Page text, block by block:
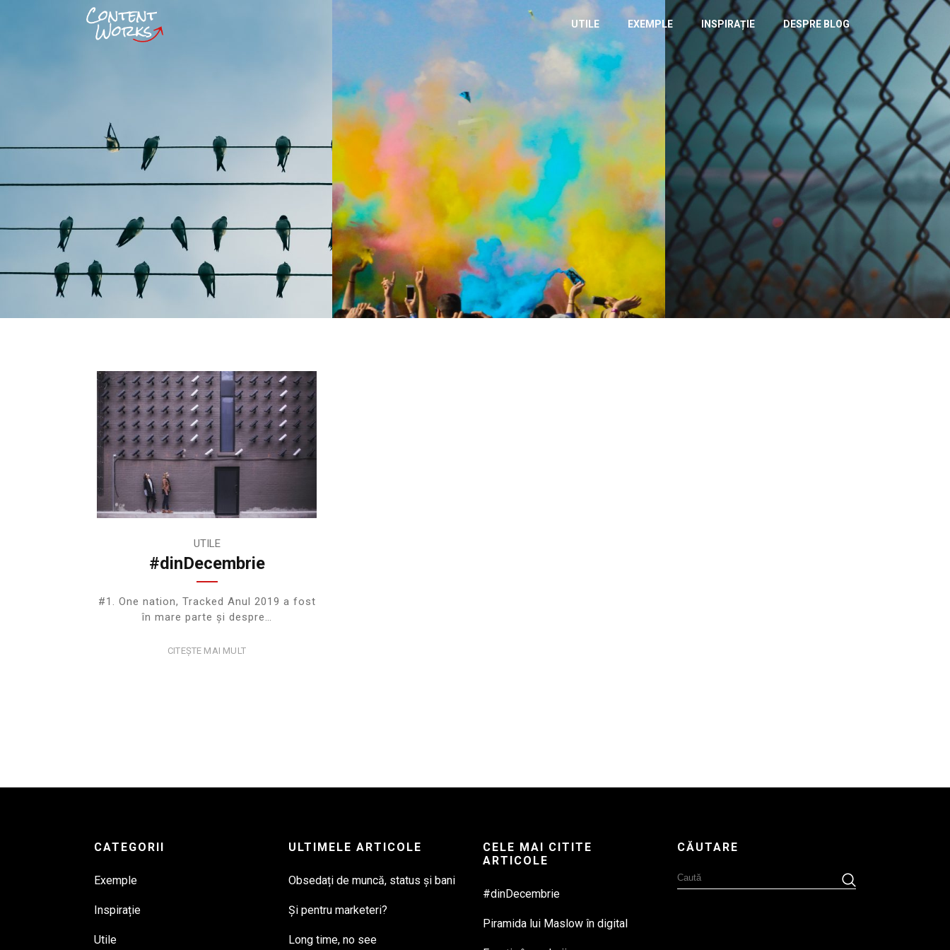
UTILE EXEMPLE INSPIRAȚIE DESPRE BLOG
UTILE
#dinDecembrie
#1. One nation, Tracked Anul 2019 a fost
în mare parte și despre…
CITEȘTE MAI MULT
CATEGORII
Exemple
Inspirație
Utile
ULTIMELE ARTICOLE
Obsedați de muncă, status și bani
Și pentru marketeri?
Long time, no see
CELE MAI CITITE
ARTICOLE
#dinDecembrie
Piramida lui Maslow în digital
CĂUTARE